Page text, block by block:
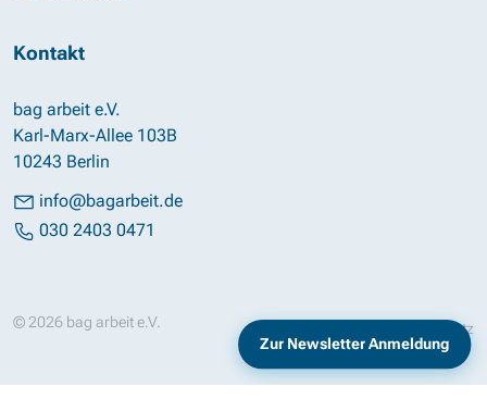
Kontakt
bag arbeit e.V.
Karl-Marx-Allee 103B
10243 Berlin
info@bagarbeit.de
030 2403 0471
© 2026 bag arbeit e.V. Datenschutz
Zur Newsletter Anmeldung